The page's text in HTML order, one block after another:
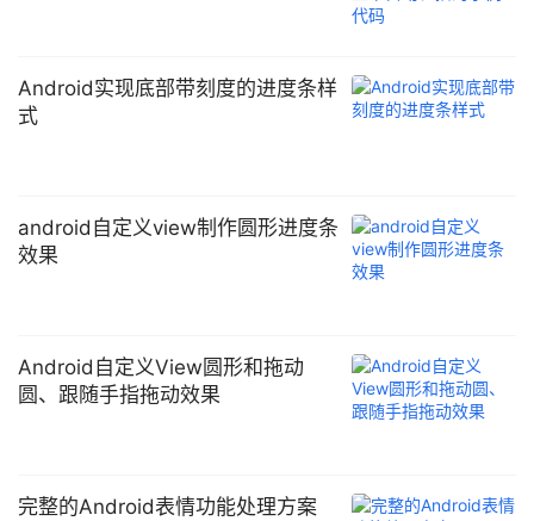
Android实现底部带刻度的进度条样
式
android自定义view制作圆形进度条
效果
Android自定义View圆形和拖动
圆、跟随手指拖动效果
完整的Android表情功能处理方案